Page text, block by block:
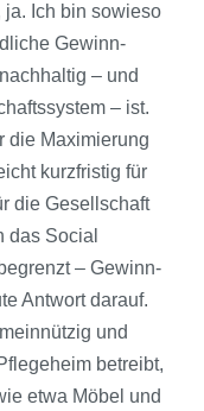
Ich bin sowieso
Gewinn­
– und
– ist.
die Maximierung
kurz­fristig für
die Gesellschaft
das Social
– Gewinn­
Antwort darauf.
und
betreibt,
etwa Möbel und